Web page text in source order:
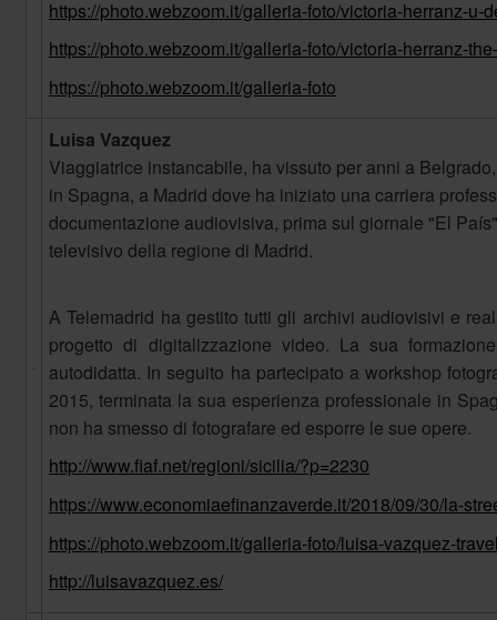
https://photo.webzoom.it/galleria-foto/victoria-herranz-u-
https://photo.webzoom.it/galleria-foto/victoria-herranz-
https://photo.webzoom.it/galleria-foto
Luisa Vazquez
Viaggiatrice instancabile, ha vissuto per anni a
in Spagna, a Madrid dove ha iniziato una carriera
documentazione audiovisiva, prima sul giornale "El
televisivo della regione di Madrid.
A Telemadrid ha gestito tutti gli archivi audiovisivi e
progetto di digitalizzazione video. La sua
autodidatta. In seguito ha partecipato a workshop
2015, terminata la sua esperienza professionale in
non ha smesso di fotografare ed esporre le sue opere.
http://www.fiaf.net/regioni/sicilia/?p=2230
https://www.economiaefinanzaverde.it/2018/09/30/la-
https://photo.webzoom.it/galleria-foto/luisa-vazquez-
http://luisavazquez.es/